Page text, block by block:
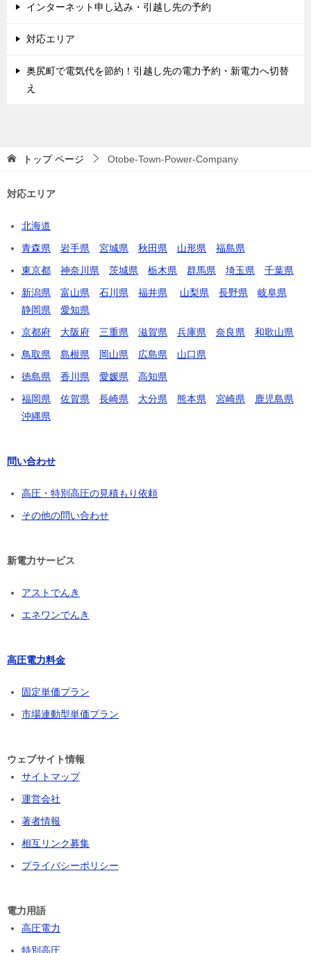
インターネット申し込み・引越し先の予約
対応エリア
奥尻町で電気代を節約！引越し先の電力予約・新電力へ切替
え
トップページ Otobe-Town-Power-Company
対応エリア
北海道
青森県
岩手県 宮城県 秋田県 山形県
福島県
東京都
神奈川県 茨城県 栃木県 群馬県 埼玉県
千葉県
新潟県
富山県 石川県 福井県 山梨県 長野県
岐阜県
静岡県
愛知県
京都府
大阪府 三重県 滋賀県 兵庫県 奈良県
和歌山県
鳥取県
島根県 岡山県 広島県
山口県
徳島県
香川県 愛媛県
高知県
福岡県
佐賀県 長崎県 大分県 熊本県 宮崎県
鹿児島県
沖縄県
問い合わせ
高圧・特別高圧の見積もり依頼
その他の問い合わせ
新電力サービス
アストでんき
エネワンでんき
高圧電力料金
固定単価プラン
市場連動型単価プラン
ウェブサイト情報
サイトマップ
運営会社
著者情報
相互リンク募集
プライバシーポリシー
電力用語
高圧電力
特別高圧